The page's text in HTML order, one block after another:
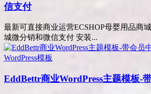
信支付
最新可直接商业运营ECSHOP母婴用品商
城微分销和微信支付 安装...
WordPress模板
EddBettr商业WordPress主题模板-